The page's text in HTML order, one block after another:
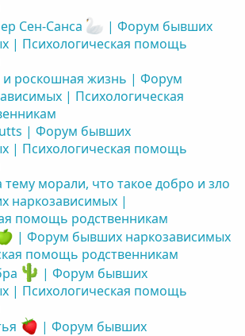
Сен-Санса
| Форум бывших
| Психологическая помощь
и роскошная жизнь | Форум
| Психологическая
| Форум бывших
| Психологическая помощь
тему морали, что такое добро и зло
наркозависимых |
помощь родственникам
| Форум бывших наркозависимых
помощь родственникам
| Форум бывших
| Психологическая помощь
| Форум бывших